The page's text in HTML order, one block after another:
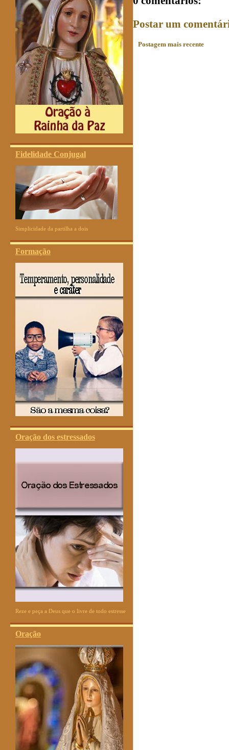
Fidelidade Conjugal
Simplicidade da partilha a dois
Formação
Oração dos estressados
Reze e peça a Deus que o livre de todo estresse
Oração
Postar um
Postagem mais recente